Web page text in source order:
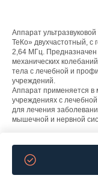
Аппарат
ТеКо» двухчастотный, с
2,64 МГц. Предназначен
механических
тела с лечебной и
учреждений.
Аппарат применяется в
учреждениях с
для лечения
мышечной и нервной